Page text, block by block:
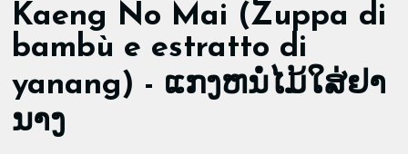
Kaeng No Mai (Zuppa di
bambù e estratto di
yanang) - ແກງຫນໍ່ໄມ້ໃສ່ຢາ
ນາງ